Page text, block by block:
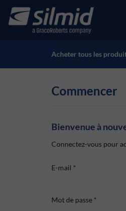
main
Accessories
Essais non destructifs
Voir tous les produits
Acheter tous les
Commencer
Bienvenue à
Connectez-vous pour
E-mail *
Mot de passe *